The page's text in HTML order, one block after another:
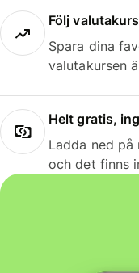
Följ
Spara dina
valutakursen
Helt gratis,
Ladda ned på
och det finns